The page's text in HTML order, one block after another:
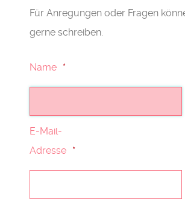
Für Anregungen oder Fragen
gerne schreiben.
Name
E-Mail-
Adresse